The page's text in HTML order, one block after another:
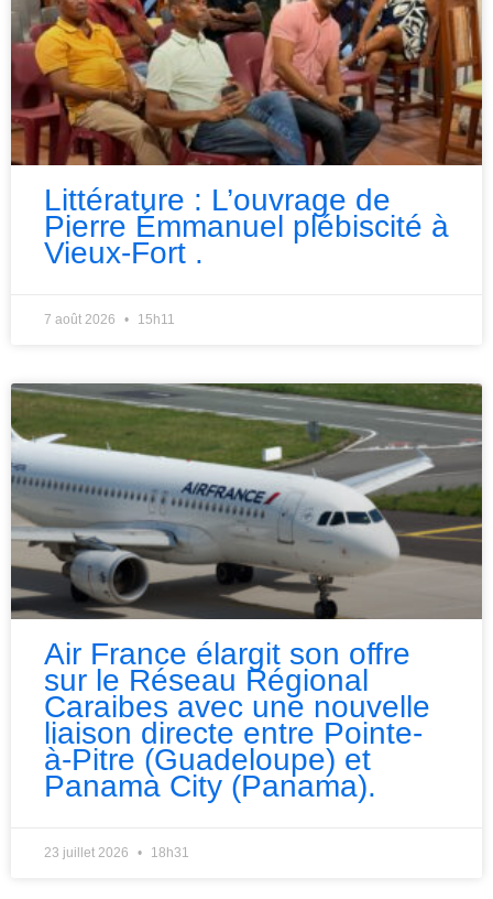
Littérature : L’ouvrage de
Pierre Émmanuel plébiscité à
Vieux-Fort .
7 août 2026 15h11
Air France élargit son offre
sur le Réseau Régional
Caraibes avec une nouvelle
liaison directe entre Pointe-
à-Pitre (Guadeloupe) et
Panama City (Panama).
23 juillet 2026 18h31